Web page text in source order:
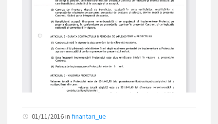
01/11/2016 in finantari_ue